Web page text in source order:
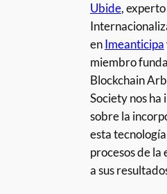
Ubide,
enImeanticipa
miembro
Blockchain
Society nos ha
sobre la
esta
procesos de la
a sus